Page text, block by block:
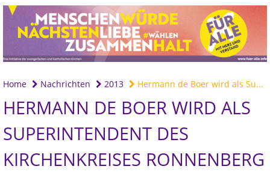
Home Nachrichten 2013 Hermann de Boer wird als Su...
HERMANN DE BOER WIRD ALS
SUPERINTENDENT DES
KIRCHENKREISES RONNENBERG